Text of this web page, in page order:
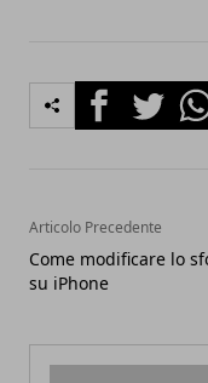
FacebookTwitter
Articolo Precedente
Come modificare lo
su iPhone